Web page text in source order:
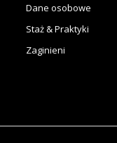
Dane osobowe
Staż & Praktyki
Zaginieni